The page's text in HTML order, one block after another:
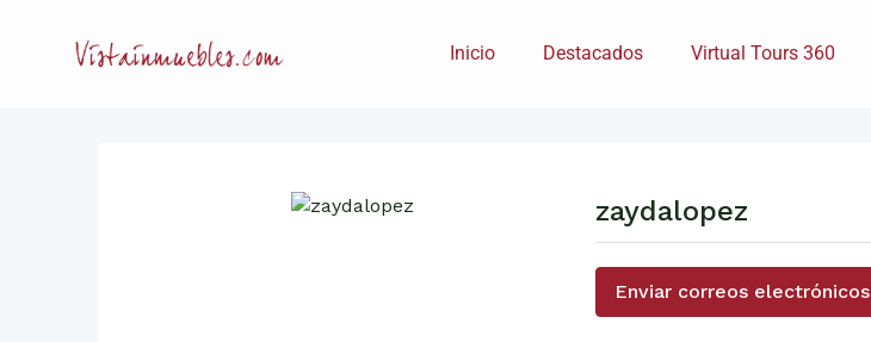
Inicio Destacados Virtual Tours 360
zaydalopez
Enviar correos electrónicos